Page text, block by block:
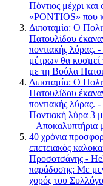
Πόντιος μέχρι
«PONTIOS» που
Διποταμία: Ο
Πατουλίδου
ποντιακής λύρας.
μέτρων θα κοσμεί
με τη Βούλα
Διποταμία: Ο
Πατουλίδου
ποντιακής
Ποντιακή λύρα 3
– Αποκαλυπτήρια
40 χρόνια
επετειακός
Προσοτσάνης -
παράδοσης: Με
χορός του